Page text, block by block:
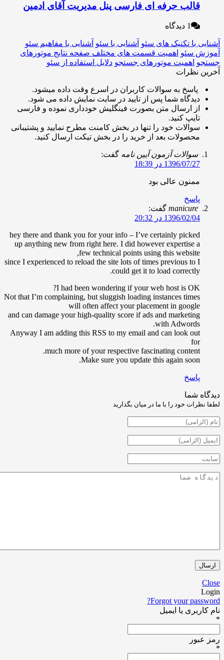
حرفه ای فارسی پنل مدیریت آقای ادمین
با تکنیک های سئو آشنایی با سئو آشنایی با مفاهیم سئو
سئو اهمیت قسمت های مختلف صفحه نتایج موتورهای
اهمیت موتورهای جستجو دلایل استفاده از سئو
به سوالات کاربران در اسرع وقت داده میشود.
شما پس از تایید در سایت نمایش داده می شود.
ارسال متن بصورت فینگلیش خودداری نموده و فارسی
کنید.
خود را تنها در بخش کامنت مطرح نمایید و پشتیبانی
بعد از خرید را در بخش تیکت ارسال کنید.
سوالات آزمون آیین نامه گفت:
07/27 در 18:39
عالی بود
manicure گفت:
02/04 در 20:32
hey there and thank you for your info – I’ve certainly
up anything new from right here. I did however expertise
few technical points using this
since I experienced to reload the site lots of times previous to
could get it to load
I had been wondering if your web host is
Not that I’m complaining, but sluggish loading instances
will often affect your placement in
and can damage your high-quality score if ads and
with
Anyway I am adding this RSS to my email and can look
much more of your respective fascinating
Make sure you update this again
شما
خود را با ما در میان بگذارید
Forgot your
یا ایمیل